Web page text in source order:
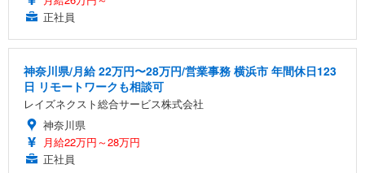
正社員
神奈川県/月給 22万円〜28万円/営業事務 横浜市 年間休日123
日 リモートワークも相談可
レイズネクスト総合サービス株式会社
神奈川県
月給22万円～28万円
正社員